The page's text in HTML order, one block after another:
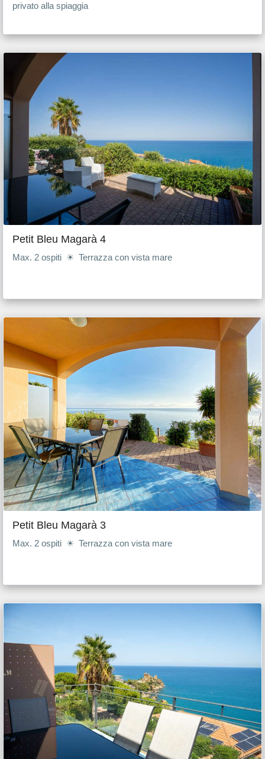
privato alla spiaggia
Petit Bleu Magarà 4
Max. 2 ospiti ☀ Terrazza con vista mare
Petit Bleu Magarà 3
Max. 2 ospiti ☀ Terrazza con vista mare